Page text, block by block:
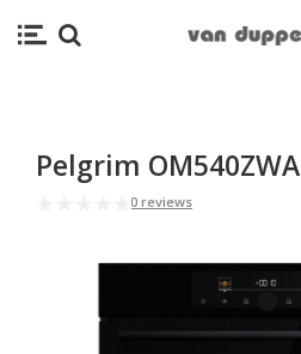
Pelgrim OM540ZWA
0 reviews